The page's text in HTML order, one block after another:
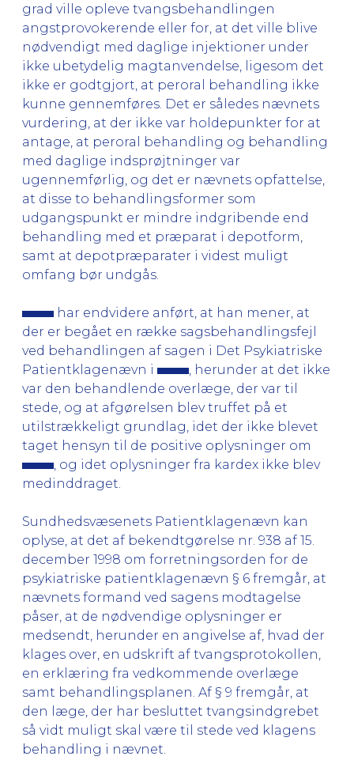
grad ville opleve tvangsbehandlingen
angstprovokerende eller for, at det ville blive
nødvendigt med daglige injektioner under
ikke ubetydelig magtanvendelse, ligesom det
ikke er godtgjort, at peroral behandling ikke
kunne gennemføres. Det er således nævnets
vurdering, at der ikke var holdepunkter for at
antage, at peroral behandling og behandling
med daglige indsprøjtninger var
ugennemførlig, og det er nævnets opfattelse,
at disse to behandlingsformer som
udgangspunkt er mindre indgribende end
behandling med et præparat i depotform,
samt at depotpræparater i videst muligt
omfang bør undgås.
har endvidere anført, at han mener, at
der er begået en række sagsbehandlingsfejl
ved behandlingen af sagen i Det Psykiatriske
Patientklagenævn i
, herunder at det ikke
var den behandlende overlæge, der var til
stede, og at afgørelsen blev truffet på et
utilstrækkeligt grundlag, idet der ikke blevet
taget hensyn til de positive oplysninger om
, og idet oplysninger fra kardex ikke blev
medinddraget.
Sundhedsvæsenets Patientklagenævn kan
oplyse, at det af bekendtgørelse nr. 938 af 15.
december 1998 om forretningsorden for de
psykiatriske patientklagenævn § 6 fremgår, at
nævnets formand ved sagens modtagelse
påser, at de nødvendige oplysninger er
medsendt, herunder en angivelse af, hvad der
klages over, en udskrift af tvangsprotokollen,
en erklæring fra vedkommende overlæge
samt behandlingsplanen. Af § 9 fremgår, at
den læge, der har besluttet tvangsindgrebet
så vidt muligt skal være til stede ved klagens
behandling i nævnet.